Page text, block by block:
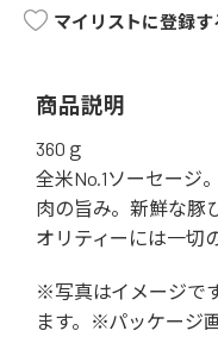
マイリストに登録す
商品説明
360ｇ
全米No.1ソーセージ
肉の旨み。新鮮な豚
オリティーには一切
※写真はイメージで
ます。※パッケージ